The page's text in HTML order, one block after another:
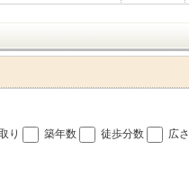
り 築年数 徒歩分数 広さ